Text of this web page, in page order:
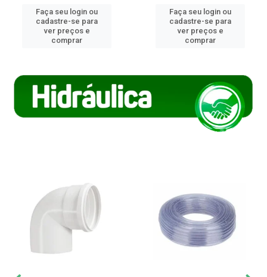
Faça seu login ou
cadastre-se para
ver preços e
comprar
Faça seu login ou
cadastre-se para
ver preços e
comprar